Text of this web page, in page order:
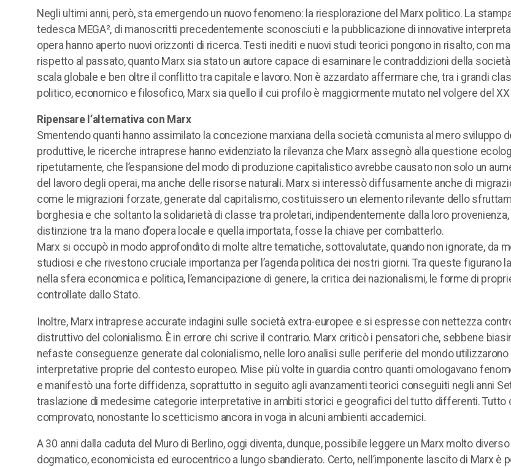
Negli ultimi anni, però, sta emergendo un nuovo fenomeno: la riesplorazione del Marx politico. La
tedesca MEGA², di manoscritti precedentemente sconosciuti e la pubblicazione di innovative
opera hanno aperto nuovi orizzonti di ricerca. Testi inediti e nuovi studi teorici pongono in risalto, con
rispetto al passato, quanto Marx sia stato un autore capace di esaminare le contraddizioni della
scala globale e ben oltre il conflitto tra capitale e lavoro. Non è azzardato affermare che, tra i grandi
politico, economico e filosofico, Marx sia quello il cui profilo è maggiormente mutato nel volgere del
Ripensare l’alternativa con Marx
Smentendo quanti hanno assimilato la concezione marxiana della società comunista al mero sviluppo
produttive, le ricerche intraprese hanno evidenziato la rilevanza che Marx assegnò alla questione
ripetutamente, che l’espansione del modo di produzione capitalistico avrebbe causato non solo un
del lavoro degli operai, ma anche delle risorse naturali. Marx si interessò diffusamente anche di
come le migrazioni forzate, generate dal capitalismo, costituissero un elemento rilevante dello
borghesia e che soltanto la solidarietà di classe tra proletari, indipendentemente dalla loro
distinzione tra la mano d’opera locale e quella importata, fosse la chiave per combatterlo.
Marx si occupò in modo approfondito di molte altre tematiche, sottovalutate, quando non ignorate, da
studiosi e che rivestono cruciale importanza per l’agenda politica dei nostri giorni. Tra queste figurano
nella sfera economica e politica, l’emancipazione di genere, la critica dei nazionalismi, le forme di
controllate dallo Stato.
Inoltre, Marx intraprese accurate indagini sulle società extra-europee e si espresse con nettezza
distruttivo del colonialismo. È in errore chi scrive il contrario. Marx criticò i pensatori che, sebbene
nefaste conseguenze generate dal colonialismo, nelle loro analisi sulle periferie del mondo
interpretative proprie del contesto europeo. Mise più volte in guardia contro quanti omologavano
e manifestò una forte diffidenza, soprattutto in seguito agli avanzamenti teorici conseguiti negli anni
traslazione di medesime categorie interpretative in ambiti storici e geografici del tutto differenti. Tutto
comprovato, nonostante lo scetticismo ancora in voga in alcuni ambienti accademici.
A 30 anni dalla caduta del Muro di Berlino, oggi diventa, dunque, possibile leggere un Marx molto
dogmatico, economicista ed eurocentrico a lungo sbandierato. Certo, nell’imponente lascito di Marx è